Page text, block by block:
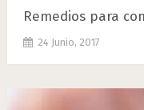
Remedios para
24 Junio, 2017